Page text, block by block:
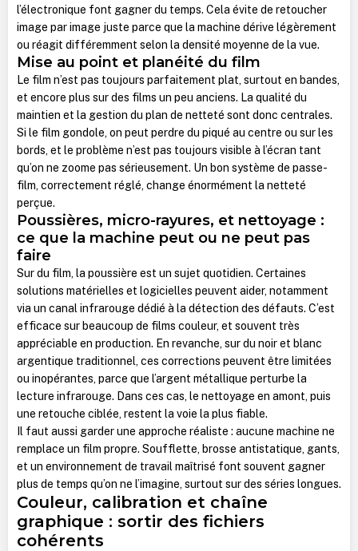
l’électronique font gagner du temps. Cela évite de retoucher
image par image juste parce que la machine dérive légèrement
ou réagit différemment selon la densité moyenne de la vue.
Mise au point et planéité du film
Le film n’est pas toujours parfaitement plat, surtout en bandes,
et encore plus sur des films un peu anciens. La qualité du
maintien et la gestion du plan de netteté sont donc centrales.
Si le film gondole, on peut perdre du piqué au centre ou sur les
bords, et le problème n’est pas toujours visible à l’écran tant
qu’on ne zoome pas sérieusement. Un bon système de passe-
film, correctement réglé, change énormément la netteté
perçue.
Poussières, micro-rayures, et nettoyage :
ce que la machine peut ou ne peut pas
faire
Sur du film, la poussière est un sujet quotidien. Certaines
solutions matérielles et logicielles peuvent aider, notamment
via un canal infrarouge dédié à la détection des défauts. C’est
efficace sur beaucoup de films couleur, et souvent très
appréciable en production. En revanche, sur du noir et blanc
argentique traditionnel, ces corrections peuvent être limitées
ou inopérantes, parce que l’argent métallique perturbe la
lecture infrarouge. Dans ces cas, le nettoyage en amont, puis
une retouche ciblée, restent la voie la plus fiable.
Il faut aussi garder une approche réaliste : aucune machine ne
remplace un film propre. Soufflette, brosse antistatique, gants,
et un environnement de travail maîtrisé font souvent gagner
plus de temps qu’on ne l’imagine, surtout sur des séries longues.
Couleur, calibration et chaîne
graphique : sortir des fichiers
cohérents